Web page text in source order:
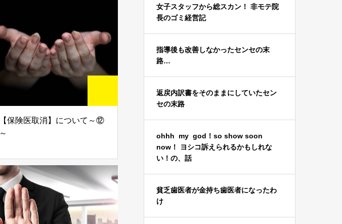
【保険医取消】について～⑫
～
女子スタッフから総スカン！ 非モテ院
長のゴミ経営記
指導後も改善しなかったセンセの末
路…
返戻内訳書をそのままにしていたセン
セの末路
ohhh my god！so show soon
now！ ヨシコ訴えられるかもしれな
い！の、話
貧乏歯医者が金持ち歯医者になったわ
け